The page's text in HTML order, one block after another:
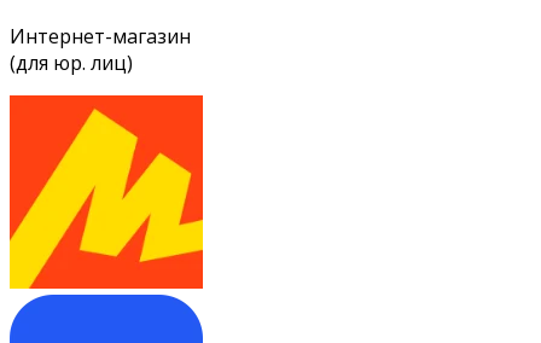
Интернет-магазин
(для юр. лиц)